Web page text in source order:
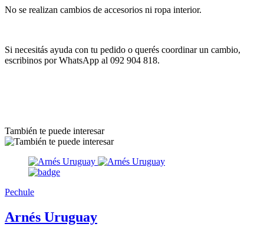
No se realizan cambios de accesorios ni ropa interior.
Si necesitás ayuda con tu pedido o querés coordinar un cambio,
escribinos por WhatsApp al 092 904 818.
También te puede interesar
Pechule
Arnés Uruguay